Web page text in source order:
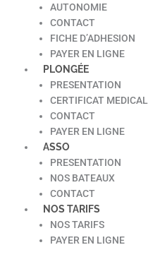
AUTONOMIE
CONTACT
FICHE D’ADHESION
PAYER EN LIGNE
PLONGÉE
PRESENTATION
CERTIFICAT MEDICAL
CONTACT
PAYER EN LIGNE
ASSO
PRESENTATION
NOS BATEAUX
CONTACT
NOS TARIFS
NOS TARIFS
PAYER EN LIGNE